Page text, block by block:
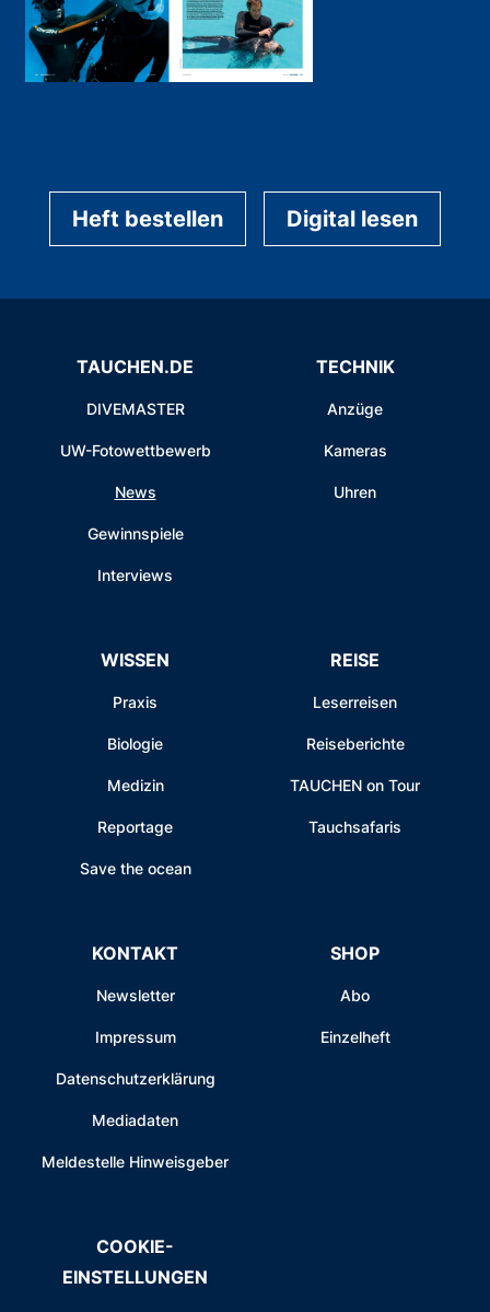
Heft bestellen Digital lesen
TAUCHEN.DE
DIVEMASTER
UW-Fotowettbewerb
News
Gewinnspiele
Interviews
TECHNIK
Anzüge
Kameras
Uhren
WISSEN
Praxis
Biologie
Medizin
Reportage
Save the ocean
REISE
Leserreisen
Reiseberichte
TAUCHEN on Tour
Tauchsafaris
KONTAKT
Newsletter
Impressum
Datenschutzerklärung
Mediadaten
Meldestelle Hinweisgeber
SHOP
Abo
Einzelheft
COOKIE-
EINSTELLUNGEN